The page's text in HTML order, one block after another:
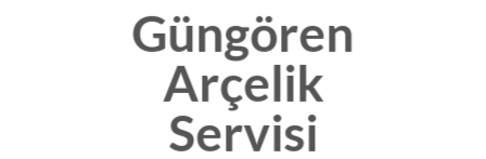
Güngören
Arçelik
Servisi